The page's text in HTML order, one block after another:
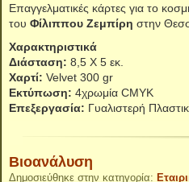
Επαγγελματικές κάρτες για το
του Φίλιππου Ζεμπίρη στην
Χαρακτηριστικά
Διάσταση: 8,5 Χ 5 εκ.
Χαρτί: Velvet 300 gr
Εκτύπωση: 4χρωμία CMYK
Επεξεργασία: Γυαλιστερή
Βιοανάλυση
Δημοσιεύθηκε στην κατηγορία: